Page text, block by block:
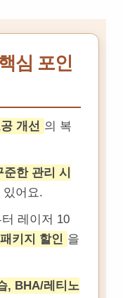
심 포인
개선 의 복
준한 관리 시
있어요.
레이저 10
패키지 할인 을
, BHA/레티노